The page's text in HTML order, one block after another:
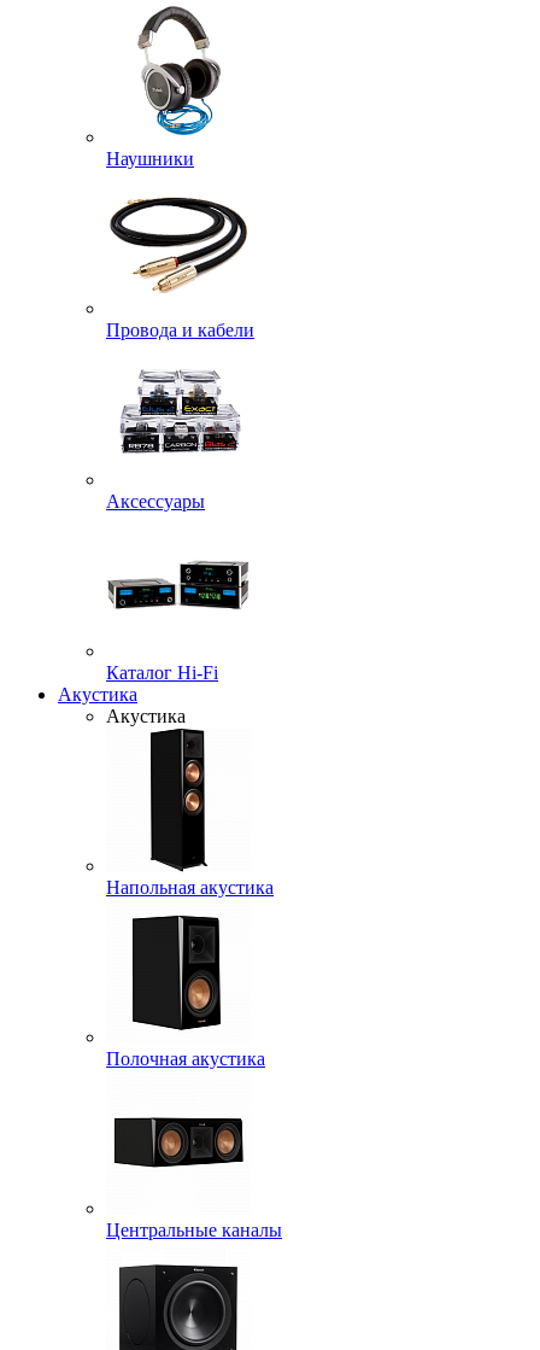
Наушники
Провода и кабели
Аксессуары
Каталог Hi-Fi
Акустика
Акустика
Напольная акустика
Полочная акустика
Центральные каналы